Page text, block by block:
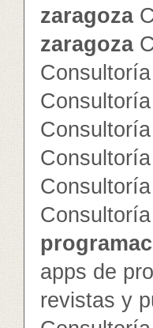
zaragoza
zaragoza
Consultoría
Consultoría
Consultoría
apps de
revistas y